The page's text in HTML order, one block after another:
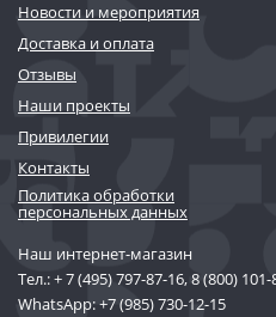
Новости и мероприятия
Доставка и оплата
Отзывы
Наши проекты
Привилегии
Контакты
Политика обработки
персональных данных
Наш интернет-магазин
Тел.:+ 7 (495) 797-87-16,8 (800) 101-
WhatsApp:+7 (985) 730-12-15